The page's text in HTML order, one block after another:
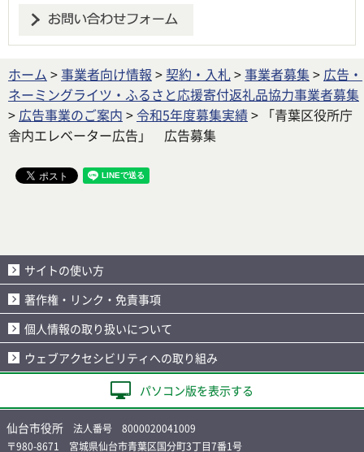
ホーム >事業者向け情報 > 契約・入札>事業者募集 > 広告・
ネーミングライツ・ふるさと応援寄付返礼品協力事業者募集
> 広告事業のご案内 >令和5年度募集実績> 「青葉区役所庁
舎内エレベーター広告」 広告募集
サイトの使い方
著作権・リンク・免責事項
個人情報の取り扱いについて
ウェブアクセシビリティへの取り組み
パソコン版を表示する
仙台市役所 法人番号 8000020041009
〒980-8671 宮城県仙台市青葉区国分町3丁目7番1号